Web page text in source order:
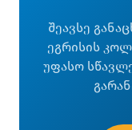
შეავსე
ეგრისის
უფასო